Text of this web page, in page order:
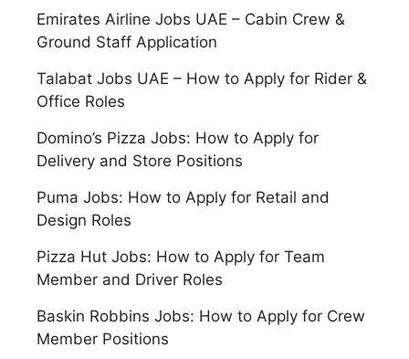
Emirates Airline Jobs UAE – Cabin Crew &
Ground Staff Application
Talabat Jobs UAE – How to Apply for Rider &
Office Roles
Domino’s Pizza Jobs: How to Apply for
Delivery and Store Positions
Puma Jobs: How to Apply for Retail and
Design Roles
Pizza Hut Jobs: How to Apply for Team
Member and Driver Roles
Baskin Robbins Jobs: How to Apply for Crew
Member Positions